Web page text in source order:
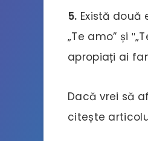
5. Există două
„Te amo” și
apropiați ai
Dacă vrei să
citește